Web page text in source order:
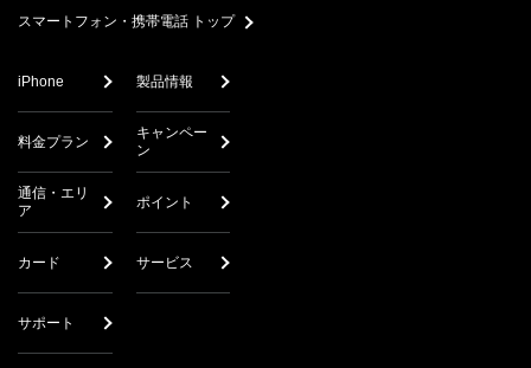
スマートフォン・携帯電話 トップ
iPhone 製品情報
料金プラン
キャンペー
ン
通信・エリ
ア
ポイント
カード サービス
サポート